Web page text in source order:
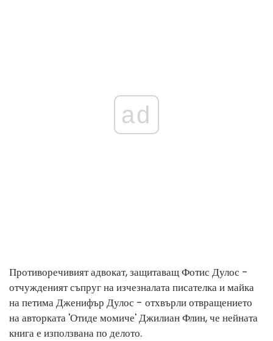
ad
Противоречивият адвокат, защитаващ Фотис Дулос -
отчужденият съпруг на изчезналата писателка и майка
на петима Дженифър Дулос - отхвърли отвращението
на авторката 'Отиде момиче' Джилиан Флин, че нейната
книга е използвана по делото.